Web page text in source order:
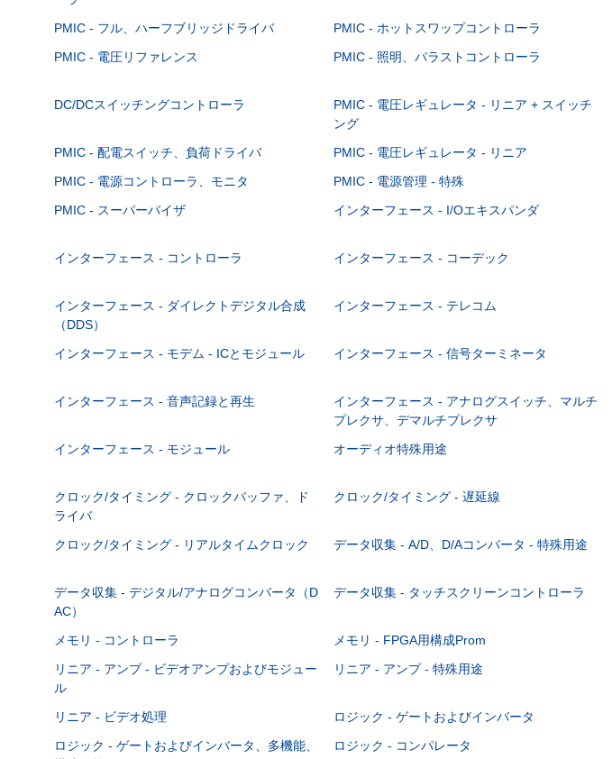
PMIC - フル、ハーフブリッジドライバ PMIC - ホットスワップコントローラ
PMIC - 電圧リファレンス
PMIC - 照明、バラストコントローラ
DC/DCスイッチングコントローラ
PMIC - 電圧レギュレータ - リニア + スイッチ
ング
PMIC - 配電スイッチ、負荷ドライバ PMIC - 電圧レギュレータ - リニア
PMIC - 電源コントローラ、モニタ
PMIC - 電源管理 - 特殊
PMIC - スーパーバイザ
インターフェース - I/Oエキスパンダ
インターフェース - コントローラ
インターフェース - コーデック
インターフェース - ダイレクトデジタル合成
（DDS）
インターフェース - テレコム
インターフェース - モデム - ICとモジュール インターフェース - 信号ターミネータ
インターフェース - 音声記録と再生
インターフェース - アナログスイッチ、マルチ
プレクサ、デマルチプレクサ
インターフェース - モジュール オーディオ特殊用途
クロック/タイミング - クロックバッファ、ド
ライバ
クロック/タイミング - 遅延線
クロック/タイミング - リアルタイムクロック データ収集 - A/D、D/Aコンバータ - 特殊用途
データ収集 - デジタル/アナログコンバータ（D
AC）
データ収集 - タッチスクリーンコントローラ
メモリ - コントローラ メモリ - FPGA用構成Prom
リニア - アンプ - ビデオアンプおよびモジュー
ル
リニア - アンプ - 特殊用途
リニア - ビデオ処理 ロジック - ゲートおよびインバータ
ロジック - ゲートおよびインバータ、多機能、
ロジック - コンパレータ